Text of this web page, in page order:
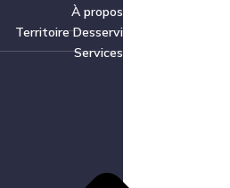
À propos
Territoire Desservi
Services